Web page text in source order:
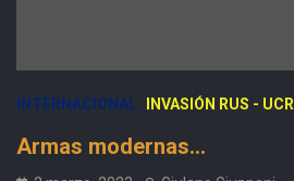
INTERNACIONAL INVASIÓN RUS - UCR
Armas modernas…